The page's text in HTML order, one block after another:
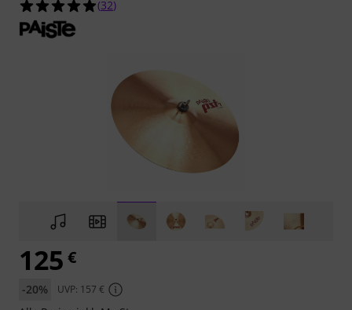
4.9 von 5 Sternen aus 32 Kundenbewertungen
(32)
125 €
-20% UVP: 157 €